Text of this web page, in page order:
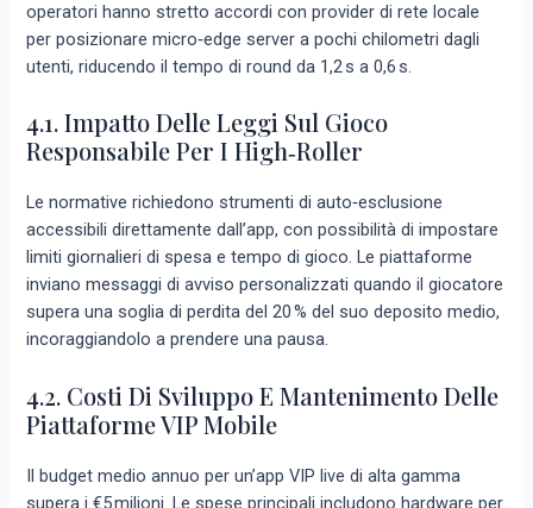
operatori hanno stretto accordi con provider di rete locale
per posizionare micro‑edge server a pochi chilometri dagli
utenti, riducendo il tempo di round da 1,2 s a 0,6 s.
4.1. Impatto Delle Leggi Sul Gioco
Responsabile Per I High‑roller
Le normative richiedono strumenti di auto‑esclusione
accessibili direttamente dall’app, con possibilità di impostare
limiti giornalieri di spesa e tempo di gioco. Le piattaforme
inviano messaggi di avviso personalizzati quando il giocatore
supera una soglia di perdita del 20 % del suo deposito medio,
incoraggiandolo a prendere una pausa.
4.2. Costi Di Sviluppo E Mantenimento Delle
Piattaforme VIP Mobile
Il budget medio annuo per un’app VIP live di alta gamma
supera i €5 milioni. Le spese principali includono hardware per